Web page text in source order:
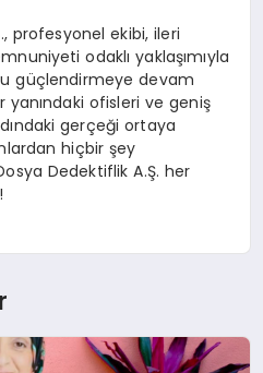
profesyonel ekibi, ileri
odaklı yaklaşımıyla
güçlendirmeye devam
yanındaki ofisleri ve geniş
gerçeği ortaya
hiçbir şey
Dedektiflik A.Ş. her